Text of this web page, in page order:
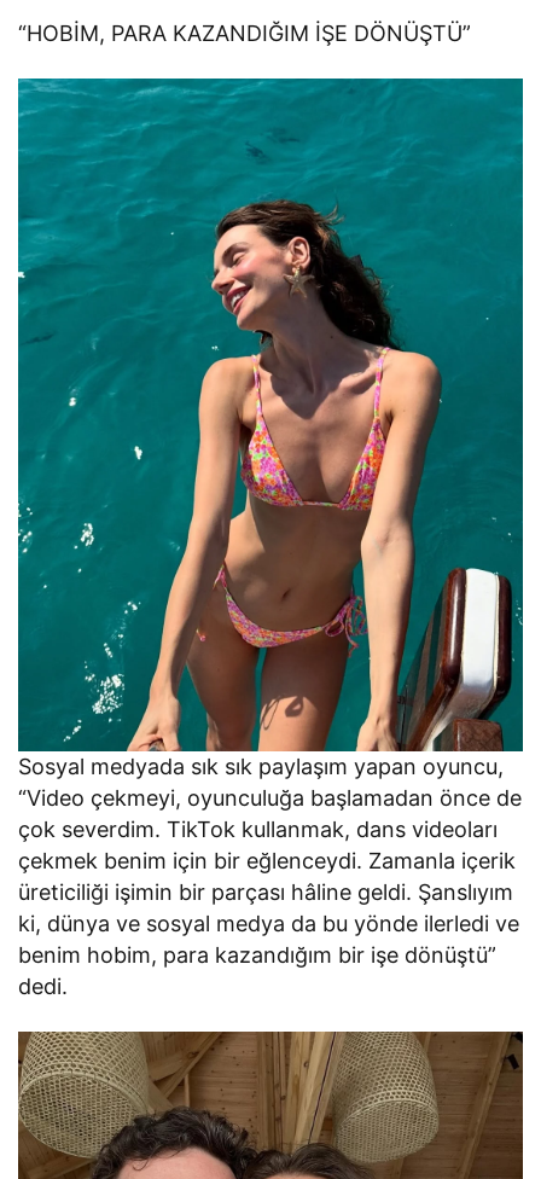
“HOBİM, PARA KAZANDIĞIM İŞE DÖNÜŞTÜ”
Sosyal medyada sık sık paylaşım yapan oyuncu,
“Video çekmeyi, oyunculuğa başlamadan önce de
çok severdim. TikTok kullanmak, dans videoları
çekmek benim için bir eğlenceydi. Zamanla içerik
üreticiliği işimin bir parçası hâline geldi. Şanslıyım
ki, dünya ve sosyal medya da bu yönde ilerledi ve
benim hobim, para kazandığım bir işe dönüştü”
dedi.